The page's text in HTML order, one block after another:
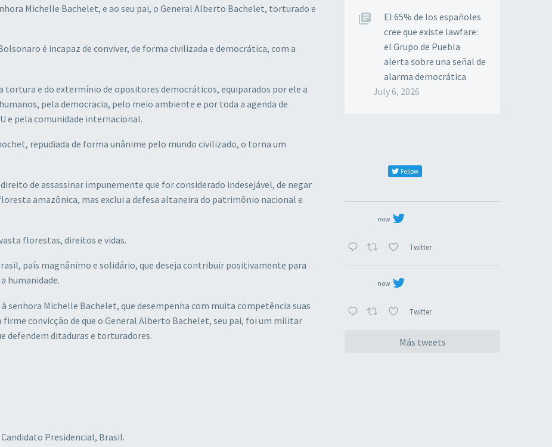
Michelle Bachelet, e ao seu pai, o General Alberto Bachelet, torturado e
é incapaz de conviver, de forma civilizada e democrática, com a
e do extermínio de opositores democráticos, equiparados por ele a
pela democracia, pelo meio ambiente e por toda a agenda de
e pela comunidade internacional.
repudiada de forma unânime pelo mundo civilizado, o torna um
de assassinar impunemente que for considerado indesejável, de negar
amazônica, mas exclui a defesa altaneira do patrimônio nacional e
florestas, direitos e vidas.
país magnânimo e solidário, que deseja contribuir positivamente para
humanidade.
senhora Michelle Bachelet, que desempenha com muita competência suas
convicção de que o General Alberto Bachelet, seu pai, foi um militar
defendem ditaduras e torturadores.
Presidencial, Brasil.
El 65% de los españoles
cree que existe lawfare:
el Grupo de Puebla
alerta sobre una señal de
alarma democrática
July 6, 2026
Follow
now
Twitter
now
Twitter
Más tweets